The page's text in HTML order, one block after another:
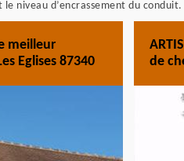
niveau d’encrassement du conduit.
meilleur
Eglises 87340
de